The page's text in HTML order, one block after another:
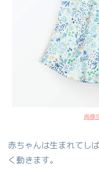
画像
赤ちゃんは生まれてし
く動きます。